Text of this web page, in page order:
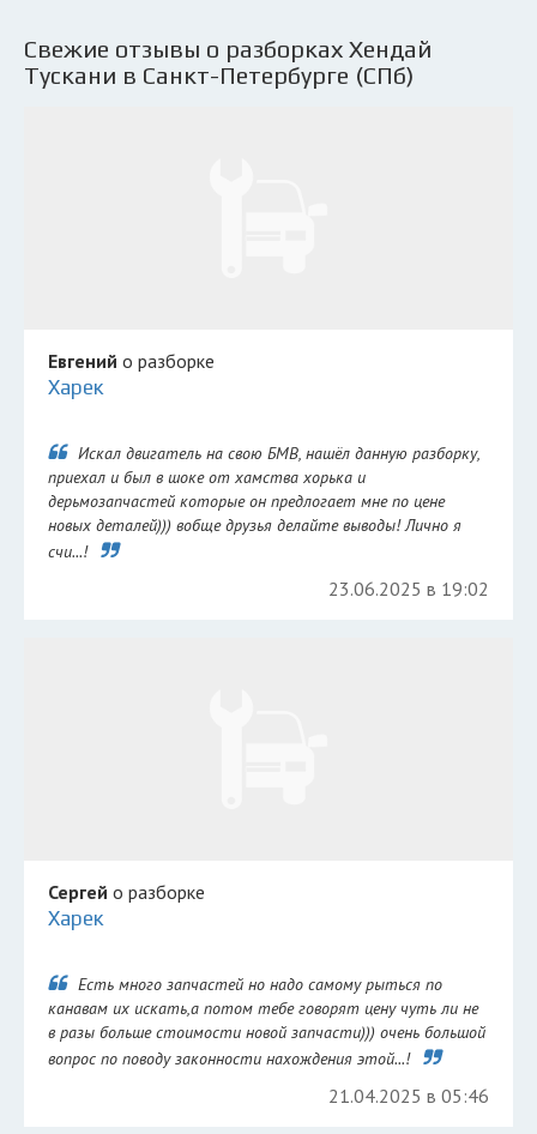
Свежие отзывы о разборках Хендай
Тускани в Санкт-Петербурге (СПб)
Евгений о разборке
Харек
Искал двигатель на свою БМВ, нашёл данную разборку,
приехал и был в шоке от хамства хорька и
дерьмозапчастей которые он предлогает мне по цене
новых деталей))) вобще друзья делайте выводы! Лично я
счи...!
23.06.2025 в 19:02
Сергей о разборке
Харек
Есть много запчастей но надо самому рыться по
канавам их искать,а потом тебе говорят цену чуть ли не
в разы больше стоимости новой запчасти))) очень большой
вопрос по поводу законности нахождения этой...!
21.04.2025 в 05:46